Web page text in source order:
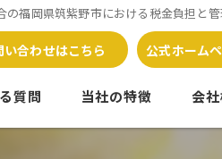
の福岡県筑紫野市における税金負担と
い合わせはこちら 公式ホーム
質問 当社の特徴 会